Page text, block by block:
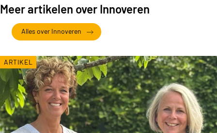
Meer artikelen over Innoveren
Alles over Innoveren
ARTIKEL